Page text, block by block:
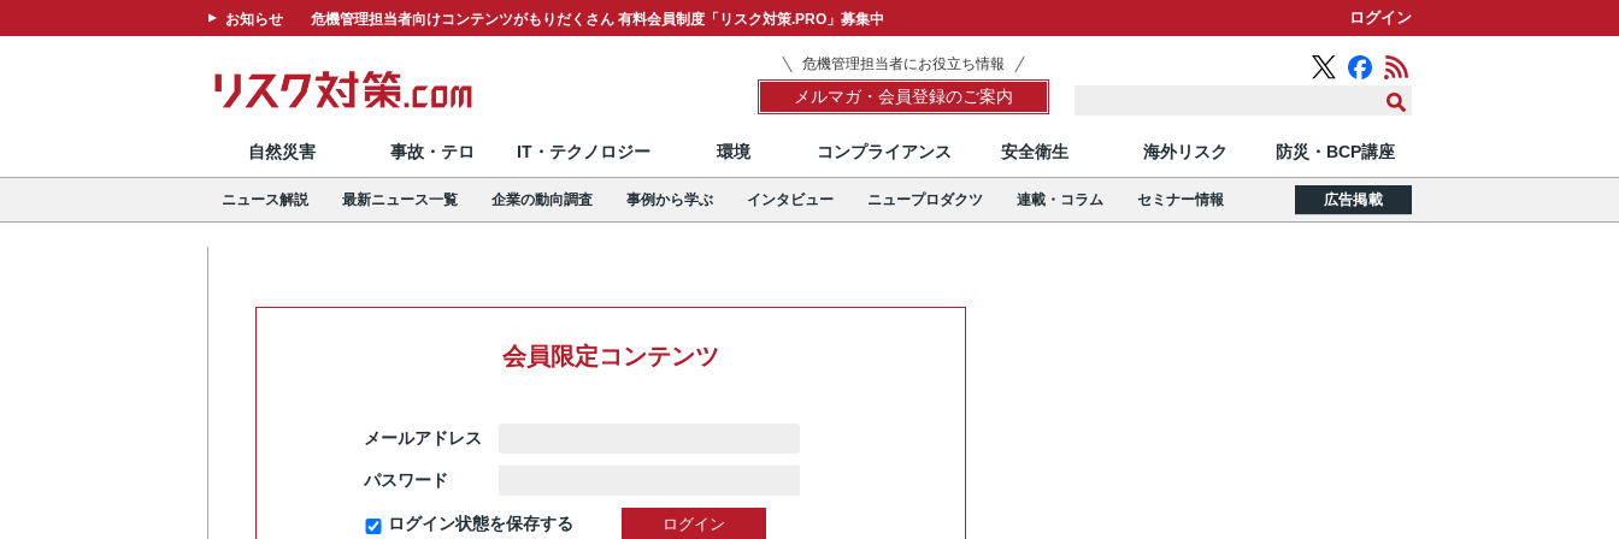
お知らせ 危機管理担当者向けコンテンツがもりだくさん 有料会員制度「リスク対策.PRO」募集中 ログイン
危機管理担当者にお役立ち情報
メルマガ・会員登録のご案内
自然災害 事故・テロ IT・テクノロジー 環境 コンプライアンス 安全衛生 海外リスク 防災・BCP講座
ニュース解説 最新ニュース一覧 企業の動向調査 事例から学ぶ インタビュー ニュープロダクツ 連載・コラム セミナー情報 広告掲載
会員限定コンテンツ
メールアドレス
パスワード
ログイン状態を保存する